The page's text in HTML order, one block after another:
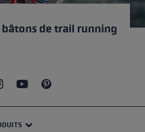
bâtons de trail running